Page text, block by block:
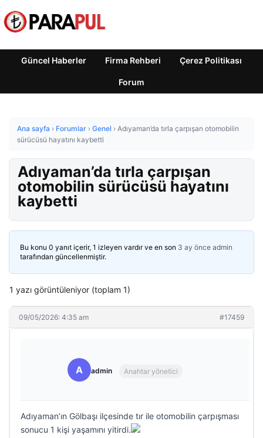
Güncel Haberler Firma Rehberi Çerez Politikası
Forum
Ana sayfa › Forumlar › Genel › Adıyaman’da tırla çarpışan otomobilin
sürücüsü hayatını kaybetti
Adıyaman’da tırla çarpışan
otomobilin sürücüsü hayatını
kaybetti
Bu konu 0 yanıt içerir, 1 izleyen vardır ve en son 3 ay önce admin
tarafından güncellenmiştir.
1 yazı görüntüleniyor (toplam 1)
09/05/2026: 4:35 am #17459
A admin Anahtar yönetici
Adıyaman’ın Gölbaşı ilçesinde tır ile otomobilin çarpışması
sonucu 1 kişi yaşamını yitirdi.